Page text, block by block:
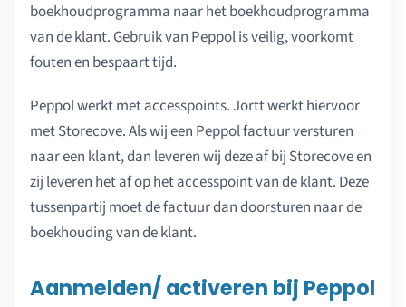
boekhoudprogramma naar het boekhoudprogramma
van de klant. Gebruik van Peppol is veilig, voorkomt
fouten en bespaart tijd.
Peppol werkt met accesspoints. Jortt werkt hiervoor
met Storecove. Als wij een Peppol factuur versturen
naar een klant, dan leveren wij deze af bij Storecove en
zij leveren het af op het accesspoint van de klant. Deze
tussenpartij moet de factuur dan doorsturen naar de
boekhouding van de klant.
Aanmelden/ activeren bij Peppol